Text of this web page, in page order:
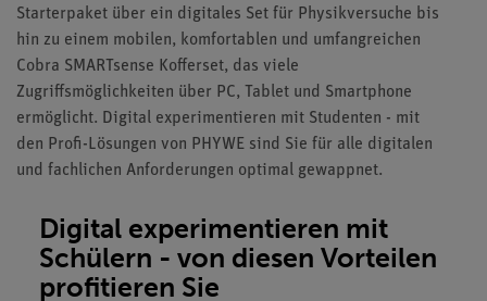
Starterpaket über ein digitales Set für Physikversuche bis
hin zu einem mobilen, komfortablen und umfangreichen
Cobra SMARTsense Kofferset, das viele
Zugriffsmöglichkeiten über PC, Tablet und Smartphone
ermöglicht. Digital experimentieren mit Studenten - mit
den Profi-Lösungen von PHYWE sind Sie für alle digitalen
und fachlichen Anforderungen optimal gewappnet.
Digital experimentieren mit
Schülern - von diesen Vorteilen
profitieren Sie